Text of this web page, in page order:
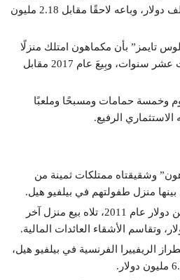
هيلز، عام 1997، بقيمة 712 ألف دولار، وباعه لاحقًا مقابل 2.18 مليون
تايمز” بأن مكماهون امتلك منزلًا
فاخرًا في ماليبو لمدة تجاوزت عشر سنوات، وبِيعَ عام 2017 مقابل
حمامات ومسبحًا وملعبًا
الرفيع.
وشقيقتاه ممتلكات ثمينة من
منزل طفولتهم في بيلفيو هيل.
وبيع هذا المنزل مقابل 9 ملايين دولار عام 2011، تلاه بيع منزل آخر
الريفييرا الفرنسية في بيلفيو هيل،